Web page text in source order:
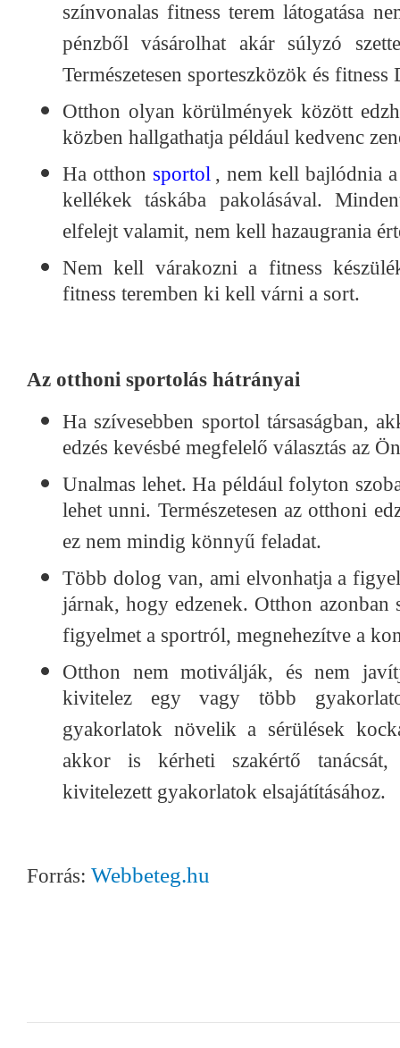
színvonalas fitness terem látogatása
pénzből vásárolhat akár súlyzó
Természetesen sporteszközök és
Otthon olyan körülmények között
közben hallgathatja például kedvenc
Ha otthon sportol , nem kell bajlódnia a
kellékek táskába pakolásával.
elfelejt valamit, nem kell hazaugrania
Nem kell várakozni a fitness
fitness teremben ki kell várni a sort.
Az otthoni sportolás hátrányai
Ha szívesebben sportol társaságban,
edzés kevésbé megfelelő választás az
Unalmas lehet. Ha például folyton
lehet unni. Természetesen az otthoni
ez nem mindig könnyű feladat.
Több dolog van, ami elvonhatja a
járnak, hogy edzenek. Otthon azonban
figyelmet a sportról, megnehezítve a
Otthon nem motiválják, és nem
kivitelez egy vagy több
gyakorlatok növelik a sérülések
akkor is kérheti szakértő
kivitelezett gyakorlatok elsajátításához.
Forrás: Webbeteg.hu